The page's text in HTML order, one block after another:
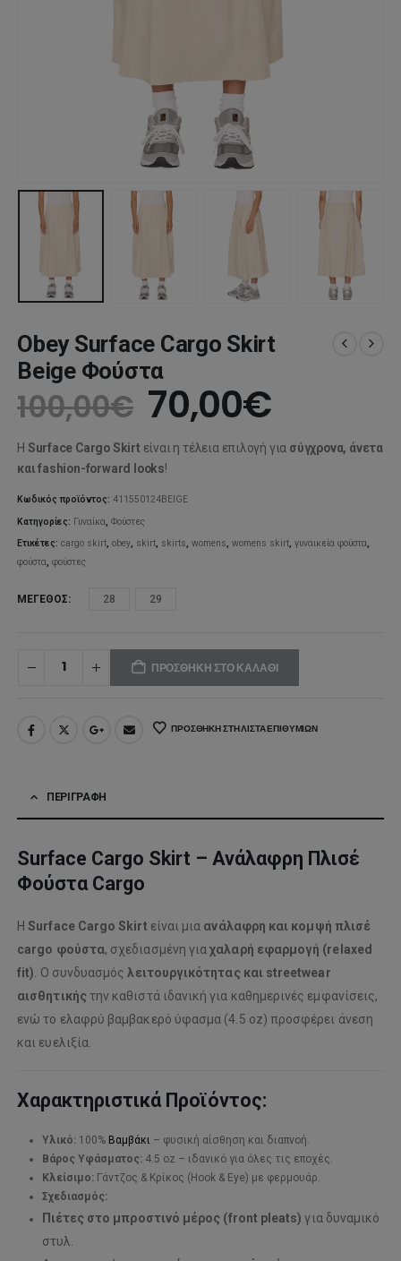
Obey Surface Cargo Skirt
Beige Φούστα
100,00€ Original
price
was:
100,00€.
70,00€Η
Η Surface Cargo Skirt είναι η τέλεια επιλογή για σύγχρονα, άνετα
και fashion-forward looks!
Κωδικός προϊόντος:411550124BEIGE
Κατηγορίες: Γυναίκα,Φούστες
Ετικέτες:cargo skirt,obey, skirt, skirts,womens,womens skirt,γυναικεία φούστα,
φούστα,φούστες
ΜΈΓΕΘΟΣ 28 29
ΠΡΟΣΘΉΚΗ ΣΤΟ ΚΑΛΆΘΙ
ΠΡΟΣΘΉΚΗ ΣΤΗ ΛΊΣΤΑ ΕΠΙΘΥΜΙΏΝ
ΠΕΡΙΓΡΑΦΉ
Surface Cargo Skirt – Ανάλαφρη Πλισέ
Φούστα Cargo
ΗSurface Cargo Skirt είναι μια ανάλαφρη και κομψή πλισέ
cargo φούστα, σχεδιασμένη γιαχαλαρή εφαρμογή (relaxed
fit) . Ο συνδυασμός λειτουργικότητας και streetwear
αισθητικήςτην καθιστά ιδανική για καθημερινές εμφανίσεις,
ενώ το ελαφρύ βαμβακερό ύφασμα (4.5 oz) προσφέρει άνεση
και ευελιξία.
Χαρακτηριστικά Προϊόντος:
Υλικό:100% Βαμβάκι – φυσική αίσθηση και διαπνοή.
Βάρος Υφάσματος:4.5 oz – ιδανικό για όλες τις εποχές.
Κλείσιμο:Γάντζος & Κρίκος (Hook & Eye) με φερμουάρ.
Σχεδιασμός:
Πιέτες στο μπροστινό μέρος (front pleats) για δυναμικό
στυλ.